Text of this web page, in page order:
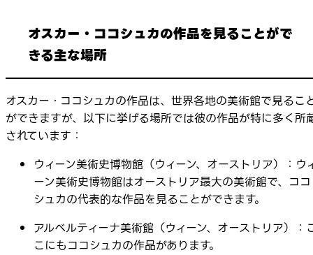
オスカー・ココシュカの作品を見ることがで
きる主な場所
オスカー・ココシュカの作品は、世界各地の美術館で見るこ
ができますが、以下に挙げる場所では彼の作品が特に多く所
されています：
ウィーン美術史博物館（ウィーン、オーストリア）：ウ
ーン美術史博物館はオーストリア最大の美術館で、ココ
シュカの代表的な作品を見ることができます。
アルベルティーナ美術館（ウィーン、オーストリア）：
こにもココシュカの作品があります。